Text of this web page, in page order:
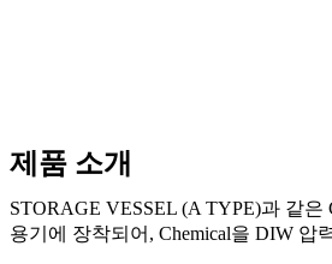
제품 소개
STORAGE VESSEL (A TYPE)과 같은
용기에 장착되어, Chemical을 DIW 압